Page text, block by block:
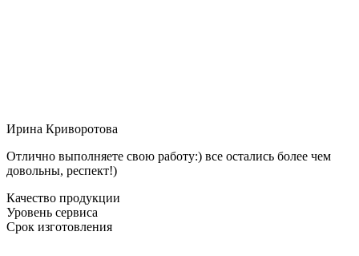
Ирина Криворотова
Отлично выполняете свою работу:) все остались более чем
довольны, респект!)
Качество продукции
Уровень сервиса
Срок изготовления